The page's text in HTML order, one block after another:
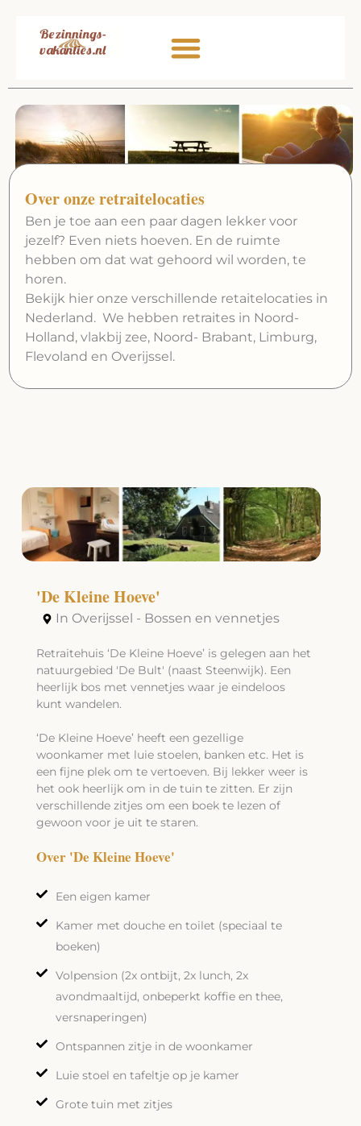
Over onze retraitelocaties
Ben je toe aan een paar dagen lekker voor
jezelf? Even niets hoeven. En de ruimte
hebben om dat wat gehoord wil worden, te
horen.
Bekijk hier onze verschillende retaitelocaties in
Nederland. We hebben retraites in Noord-
Holland, vlakbij zee, Noord- Brabant, Limburg,
Flevoland en Overijssel.
'De Kleine Hoeve'
In Overijssel - Bossen en vennetjes
Retraitehuis ‘De Kleine Hoeve’ is gelegen aan het
natuurgebied 'De Bult' (naast Steenwijk). Een
heerlijk bos met vennetjes waar je eindeloos
kunt wandelen.
‘De Kleine Hoeve’ heeft een gezellige
woonkamer met luie stoelen, banken etc. Het is
een fijne plek om te vertoeven. Bij lekker weer is
het ook heerlijk om in de tuin te zitten. Er zijn
verschillende zitjes om een boek te lezen of
gewoon voor je uit te staren.
Over 'De Kleine Hoeve'
Een eigen kamer
Kamer met douche en toilet (speciaal te
boeken)
Volpension (2x ontbijt, 2x lunch, 2x
avondmaaltijd, onbeperkt koffie en thee,
versnaperingen)
Ontspannen zitje in de woonkamer
Luie stoel en tafeltje op je kamer
Grote tuin met zitjes